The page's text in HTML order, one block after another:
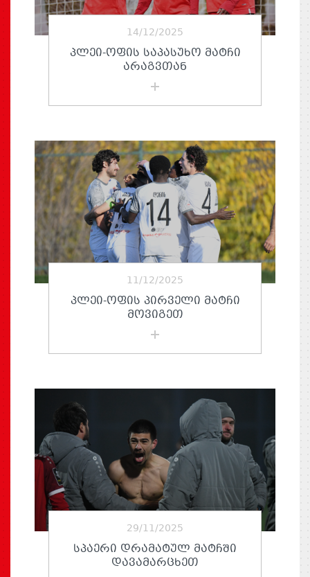
14/12/2025
ᲞᲚᲔᲘ-ᲝᲤᲘᲡ ᲡᲐᲞᲐᲡᲣᲮᲝ ᲛᲐᲢᲩᲘ
ᲐᲠᲐᲒᲕᲗᲐᲜ
11/12/2025
ᲞᲚᲔᲘ-ᲝᲤᲘᲡ ᲞᲘᲠᲕᲔᲚᲘ ᲛᲐᲢᲩᲘ
ᲛᲝᲕᲘᲒᲔᲗ
29/11/2025
ᲡᲞᲐᲔᲠᲘ ᲓᲠᲐᲛᲐᲢᲣᲚ ᲛᲐᲢᲩᲨᲘ
ᲓᲐᲕᲐᲛᲐᲠᲪᲮᲔᲗ